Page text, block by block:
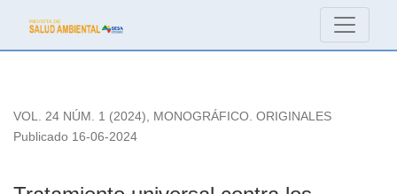
VOL. 24 NÚM. 1 (2024), MONOGRÁFICO. ORIGINALES
Publicado 16-06-2024